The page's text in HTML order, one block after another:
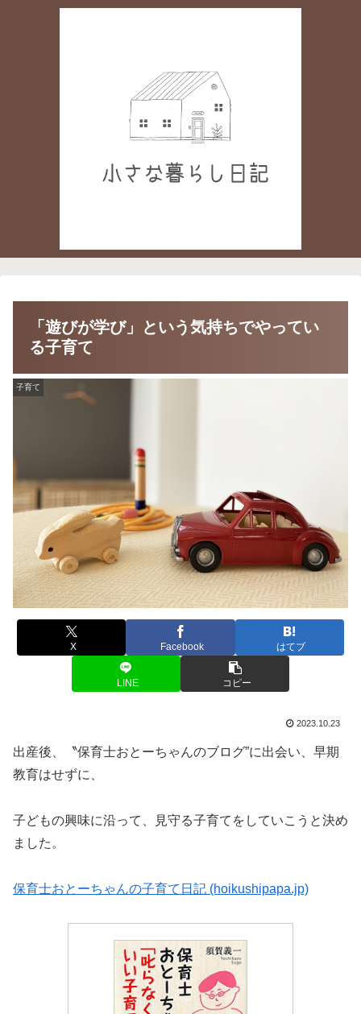
「遊びが学び」という気持ちでやってい
る子育て
子育て
X Facebook はてブ
LINE コピー
2023.10.23
出産後、〝保育士おとーちゃんのブログ”に出会い、早期
教育はせずに、
子どもの興味に沿って、見守る子育てをしていこうと決め
ました。
保育士おとーちゃんの子育て日記 (hoikushipapa.jp)